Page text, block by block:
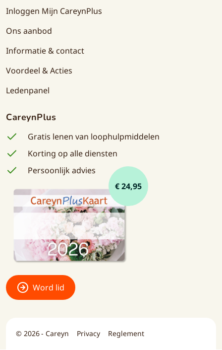
Inloggen Mijn CareynPlus
Ons aanbod
Informatie & contact
Voordeel & Acties
Ledenpanel
CareynPlus
Gratis lenen van loophulpmiddelen
Korting op alle diensten
Persoonlijk advies
€ 24,95
Word lid
© 2026 - Careyn Privacy Reglement